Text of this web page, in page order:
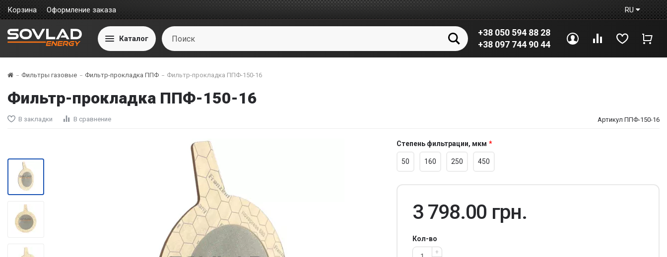
Корзина Оформление заказа RU
Каталог
+38 050 594 88 28
+38 097 744 90 44
Войти СравнениеИзбранное
Фильтры газовые Фильтр-прокладка ППФ Фильтр-прокладка ППФ-150-16
Фильтр-прокладка ППФ-150-16
В закладки В сравнение Артикул ППФ-150-16
Степень фильтрации, мкм
50 160 250 450
3 798.00 грн.
Кол-во
+